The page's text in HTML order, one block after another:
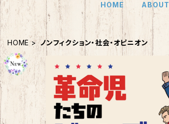
HOME ABOUT
HOME ノンフィクション・社会・オピニオン